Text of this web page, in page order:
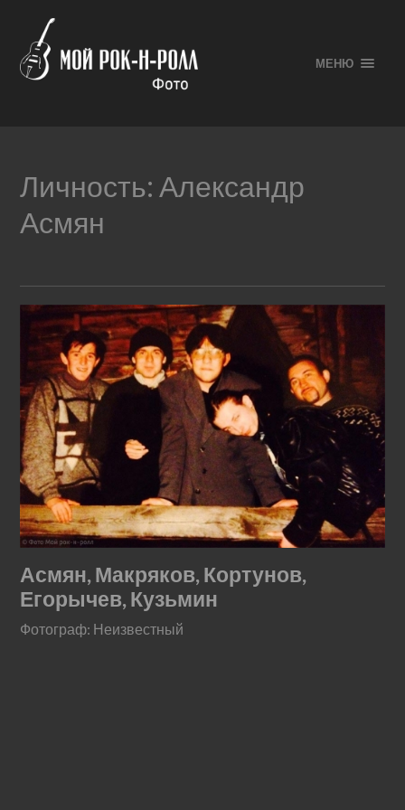
МЕНЮ
Личность:Александр
Асмян
Асмян, Макряков, Кортунов,
Егорычев, Кузьмин
Фотограф: Неизвестный